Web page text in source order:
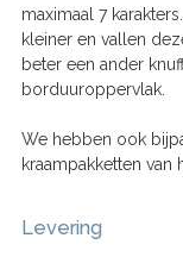
maximaal 7
kleiner en vallen
beter een ander
borduuroppervlak.
We hebben ook
kraampakketten van
Levering